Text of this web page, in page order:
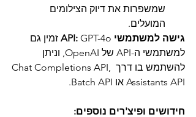
שמשפרות את דיוק הצילומים
המועלים.
גישה למשתמשי API:
GPT-4o זמין גם
למשתמשי ה-API של OpenAI, וניתן
להשתמש בו דרך Chat Completions API,
Assistants API או Batch API.
חידושים ופיצ'רים נוספים: